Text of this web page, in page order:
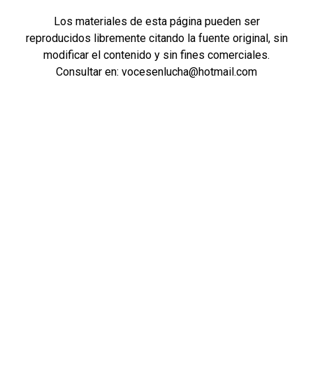
Los materiales de esta página pueden ser
reproducidos libremente citando la fuente original, sin
modificar el contenido y sin fines comerciales.
Consultar en: vocesenlucha@hotmail.com